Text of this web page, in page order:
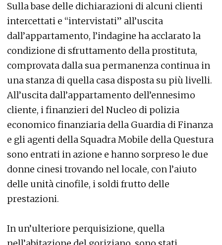
Sulla base delle dichiarazioni di alcuni clienti
intercettati e “intervistati” all’uscita
dall’appartamento, l’indagine ha acclarato la
condizione di sfruttamento della prostituta,
comprovata dalla sua permanenza continua in
una stanza di quella casa disposta su più livelli.
All’uscita dall’appartamento dell’ennesimo
cliente, i finanzieri del Nucleo di polizia
economico finanziaria della Guardia di Finanza
e gli agenti della Squadra Mobile della Questura
sono entrati in azione e hanno sorpreso le due
donne cinesi trovando nel locale, con l’aiuto
delle unità cinofile, i soldi frutto delle
prestazioni.
In un’ulteriore perquisizione, quella